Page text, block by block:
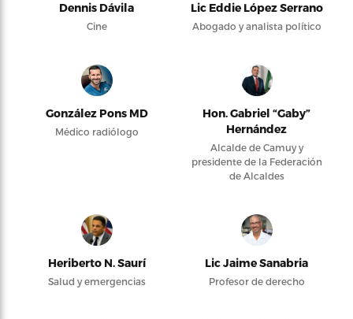
Dennis Dávila
Cine
Lic Eddie López Serrano
Abogado y analista político
González Pons MD
Médico radiólogo
Hon. Gabriel “Gaby”
Hernández
Alcalde de Camuy y
presidente de la Federación
de Alcaldes
Heriberto N. Saurí
Salud y emergencias
Lic Jaime Sanabria
Profesor de derecho